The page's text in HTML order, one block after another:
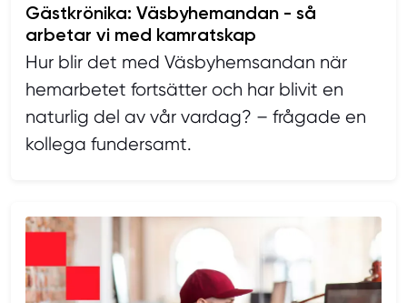
Gästkrönika: Väsbyhemandan - så
arbetar vi med kamratskap
Hur blir det med Väsbyhemsandan när
hemarbetet fortsätter och har blivit en
naturlig del av vår vardag? – frågade en
kollega fundersamt.